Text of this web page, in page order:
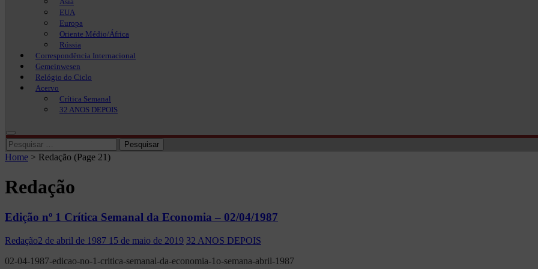
EUA
Europa
Oriente Médio/África
Rússia
Correspondência Internacional
Gemeinwesen
Relógio do Ciclo
Acervo
Crítica Semanal
32 ANOS DEPOIS
Pesquisar
por:
Home > Redação (Page 21)
Redação
Edição nº 1 Crítica Semanal da Economia – 02/04/1987
Redação2 de abril de 1987 15 de maio de 2019 32 ANOS DEPOIS
02-04-1987-edicao-no-1-critica-semanal-da-economia-1o-semana-abril-1987